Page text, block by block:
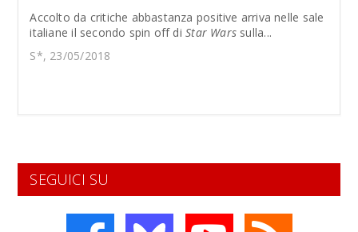
Accolto da critiche abbastanza positive arriva nelle sale
italiane il secondo spin off diStar Wars sulla...
S*, 23/05/2018
SEGUICI SU